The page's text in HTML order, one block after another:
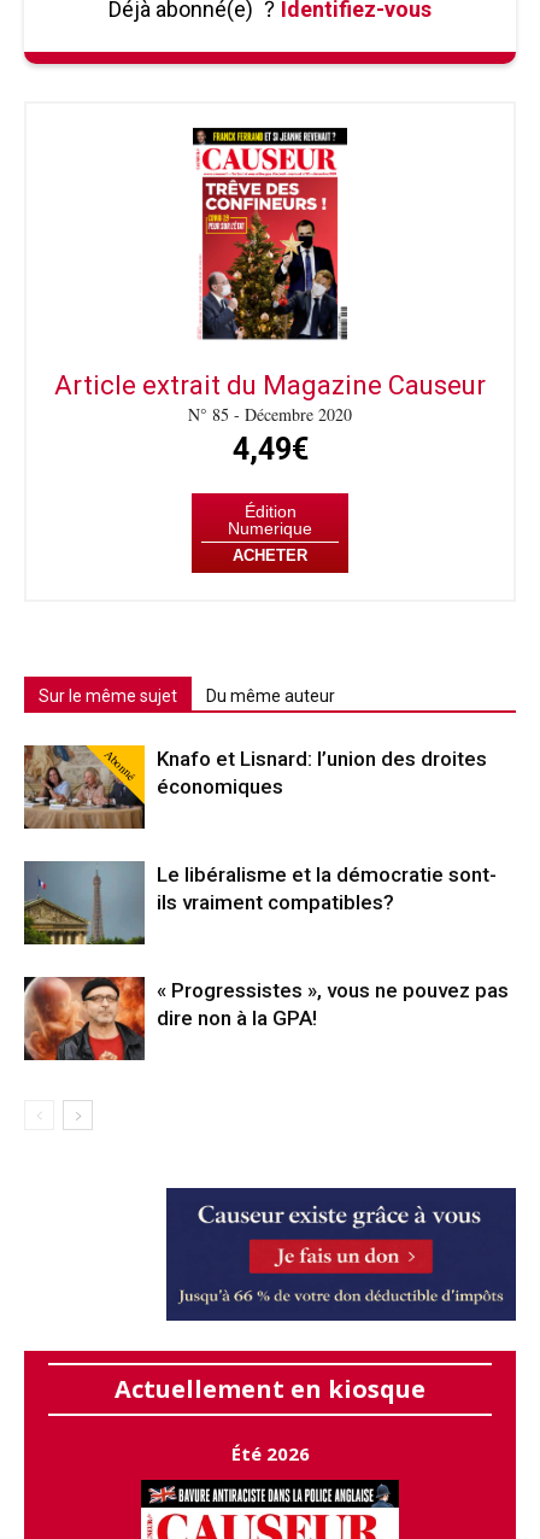
Déjà abonné(e) ? Identifiez-vous
Article extrait du Magazine Causeur
N° 85 - Décembre 2020
4,49€
Édition
Numerique
ACHETER
Sur le même sujet Du même auteur
Abonné
Knafo et Lisnard: l’union des droites
économiques
Le libéralisme et la démocratie sont-
ils vraiment compatibles?
« Progressistes », vous ne pouvez pas
dire non à la GPA!
Actuellement en kiosque
Été 2026